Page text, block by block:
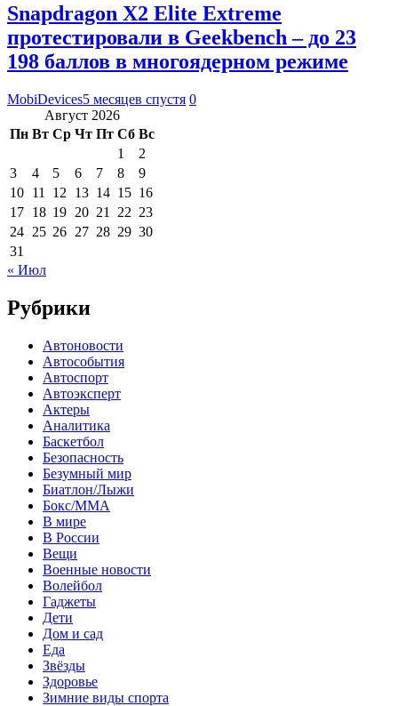
Snapdragon X2 Elite Extreme
протестировали в Geekbench – до 23
198 баллов в многоядерном режиме
MobiDevices5 месяцев спустя 0
Август 2026
Пн Вт Ср Чт Пт Сб Вс
1
2
3
4 5 6 7 8
9
10 11 12 13 14 15 16
17 18 19 20 21 22 23
24 25 26 27 28 29 30
31
« Июл
Рубрики
Автоновости
Автособытия
Автоспорт
Автоэксперт
Актеры
Аналитика
Баскетбол
Безопасность
Безумный мир
Биатлон/Лыжи
Бокс/MMA
В мире
В России
Вещи
Военные новости
Волейбол
Гаджеты
Дети
Дом и сад
Еда
Звёзды
Здоровье
Зимние виды спорта